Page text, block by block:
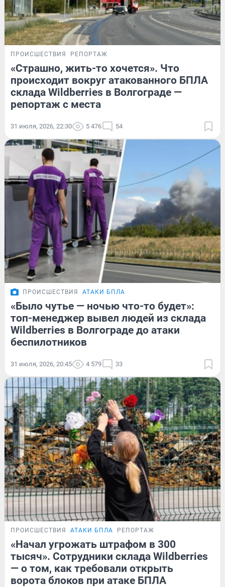
ПРОИСШЕСТВИЯ РЕПОРТАЖ
«Страшно, жить-то хочется». Что
происходит вокруг атакованного БПЛА
склада Wildberries в Волгограде —
репортаж с места
31 июля, 2026, 22:30 5 476 54
ПРОИСШЕСТВИЯ АТАКИ БПЛА
«Было чутье — ночью что-то будет»:
топ-менеджер вывел людей из склада
Wildberries в Волгограде до атаки
беспилотников
31 июля, 2026, 20:45 4 579 33
ПРОИСШЕСТВИЯ АТАКИ БПЛА РЕПОРТАЖ
«Начал угрожать штрафом в 300
тысяч». Сотрудники склада Wildberries
— о том, как требовали открыть
ворота блоков при атаке БПЛА